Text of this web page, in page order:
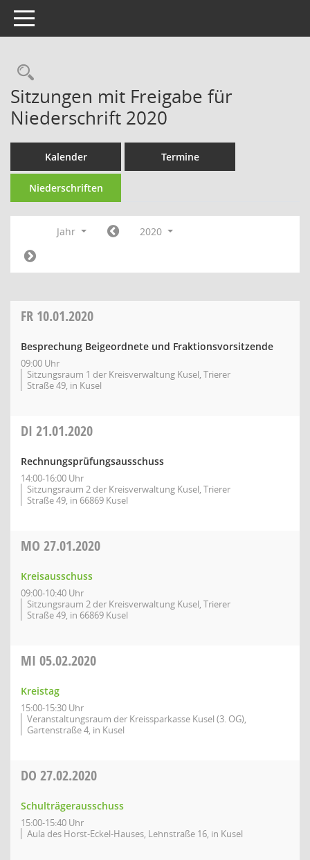
Toggle navigation
Rechercheauswahl
Sitzungen mit Freigabe für
Niederschrift 2020
Kalender Termine
Niederschriften
Jahr 2020
FR 10.01.2020
Besprechung Beigeordnete und Fraktionsvorsitzende
09:00 Uhr
Sitzungsraum 1 der Kreisverwaltung Kusel, Trierer
Straße 49, in Kusel
DI 21.01.2020
Rechnungsprüfungsausschuss
14:00-16:00 Uhr
Sitzungsraum 2 der Kreisverwaltung Kusel, Trierer
Straße 49, in 66869 Kusel
MO 27.01.2020
Kreisausschuss
09:00-10:40 Uhr
Sitzungsraum 2 der Kreisverwaltung Kusel, Trierer
Straße 49, in 66869 Kusel
MI 05.02.2020
Kreistag
15:00-15:30 Uhr
Veranstaltungsraum der Kreissparkasse Kusel (3. OG),
Gartenstraße 4, in Kusel
DO 27.02.2020
Schulträgerausschuss
15:00-15:40 Uhr
Aula des Horst-Eckel-Hauses, Lehnstraße 16, in Kusel